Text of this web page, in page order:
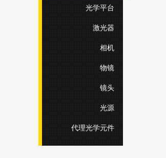
光学平台
激光器
相机
物镜
镜头
光源
代理光学元件